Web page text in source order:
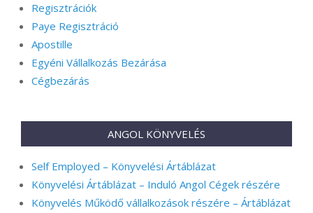
Regisztrációk
Paye Regisztráció
Apostille
Egyéni Vállalkozás Bezárása
Cégbezárás
ANGOL KÖNYVELÉS
Self Employed – Könyvelési Ártáblázat
Könyvelési Ártáblázat – Induló Angol Cégek részére
Könyvelés Működő vállalkozások részére – Ártáblázat